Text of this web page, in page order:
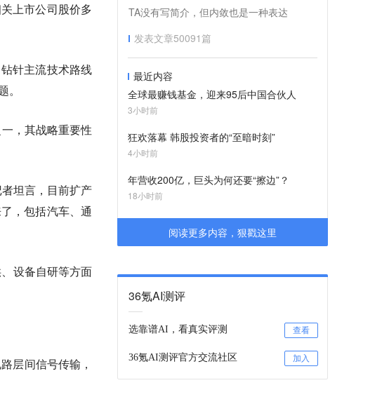
上市公司股价多
针主流技术路线
，其战略重要性
坦言，目前扩产
，包括汽车、通
设备自研等方面
层间信号传输，
TA没有写简介，但内敛也是一种表达
发表文章50091篇
最近内容
全球最赚钱基金，迎来95后中国合伙人
3小时前
狂欢落幕 韩股投资者的“至暗时刻”
4小时前
年营收200亿，巨头为何还要“擦边”？
18小时前
阅读更多内容，狠戳这里
36氪AI测评
选靠谱AI，看真实评测 查看
36氪AI测评官方交流社区 加入